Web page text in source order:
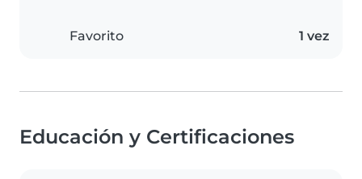
Favorito 1 vez
Educación y Certificaciones